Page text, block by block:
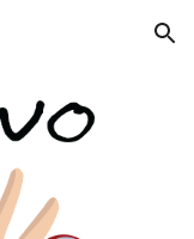
Skip to navigation